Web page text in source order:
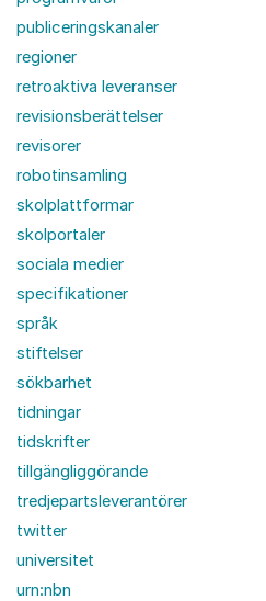
publiceringskanaler
regioner
retroaktiva leveranser
revisionsberättelser
revisorer
robotinsamling
skolplattformar
skolportaler
sociala medier
specifikationer
språk
stiftelser
sökbarhet
tidningar
tidskrifter
tillgängliggörande
tredjepartsleverantörer
twitter
universitet
urn:nbn